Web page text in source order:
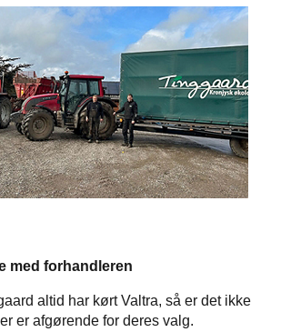
med forhandleren
altid har kørt Valtra, så er det ikke
er afgørende for deres valg.